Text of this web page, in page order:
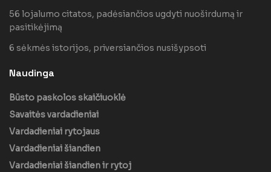
56 lojalumo citatos, padėsiančios ugdyti nuoširdumą ir
pasitikėjimą
6 sėkmės istorijos, priversiančios nusišypsoti
Naudinga
Būsto paskolos skaičiuoklė
Savaitės vardadieniai
Vardadieniai rytojaus
Vardadieniai šiandien
Vardadieniai šiandien ir rytoj